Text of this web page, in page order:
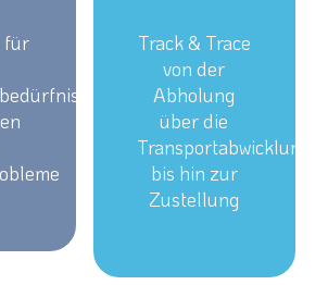
für
Track & Trace
von der
Abholung
über die
Transportabwicklung
bis hin zur
Zustellung